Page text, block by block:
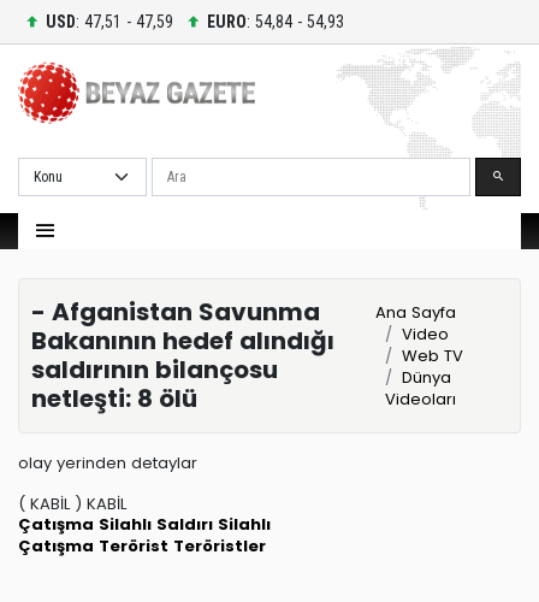
USD: 47,51 - 47,59 EURO: 54,84 - 54,93
Ara
- Afganistan Savunma
Bakanının hedef alındığı
saldırının bilançosu
netleşti: 8 ölü
Ana Sayfa
Video
Web TV
Dünya
Videoları
olay yerinden detaylar
( KABİL ) KABİL
Çatışma Silahlı Saldırı Silahlı
Çatışma Terörist Teröristler